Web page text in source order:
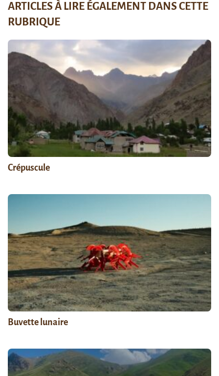
ARTICLES À LIRE ÉGALEMENT DANS CETTE
RUBRIQUE
Crépuscule
Buvette lunaire